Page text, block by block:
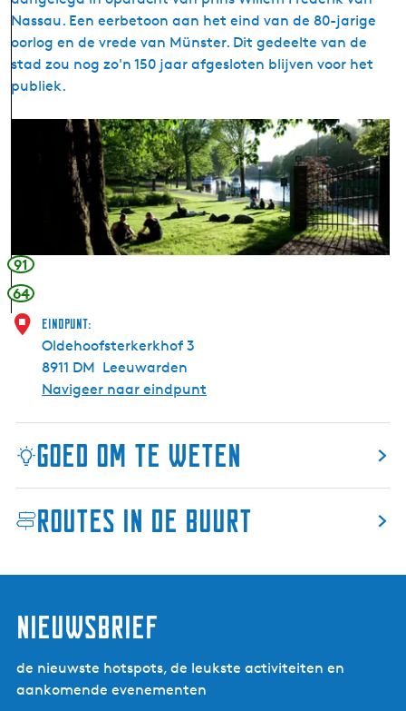
e
u
m
Nassau. Een eerbetoon aan het eind van de 80-jarige
oorlog en de vrede van Münster. Dit gedeelte van de
stad zou nog zo'n 150 jaar afgesloten blijven voor het
publiek.
a
r
k
e
v
n
91
64
Eindpunt:
Oldehoofsterkerkhof 3
8911 DM Leeuwarden
Navigeer naar eindpunt
Goed om te weten
Routes in de buurt
nieuwsbrief
de nieuwste hotspots, de leukste activiteiten en
aankomende evenementen